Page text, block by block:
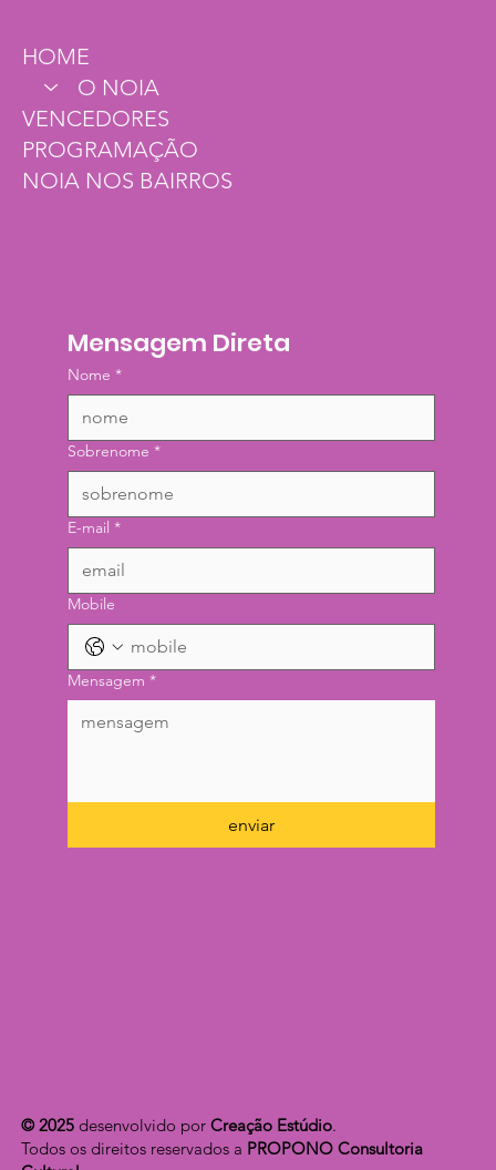
Mensagem Direta
Nome *
Sobrenome *
E-mail *
Mobile
Mensagem *
enviar
© 2025desenvolvido por Creação Estúdio.
Todos os direitos reservados a PROPONO Consultoria
HOME
O NOIA
VENCEDORES
PROGRAMAÇÃO
NOIA NOS BAIRROS